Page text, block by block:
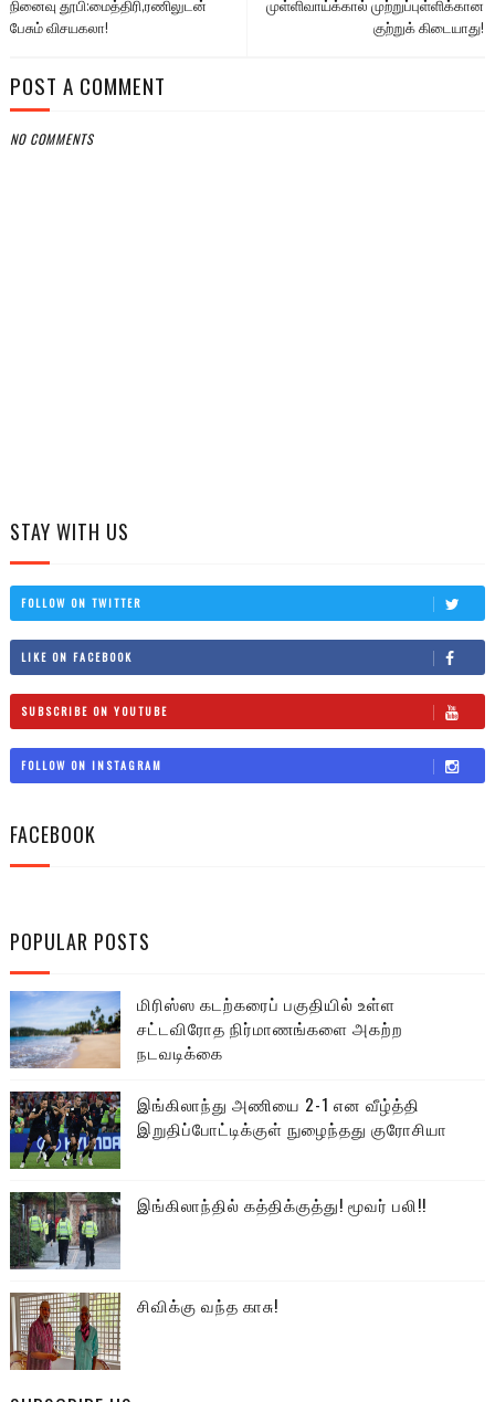
முள்ளிவாய்க்கால் முற்றுப்புள்ளிக்கான
குற்றுக் கிடையாது!
நினைவு தூபி:மைத்திரி,ரணிலுடன்
பேசும் விசயகலா!
POST A COMMENT
NO COMMENTS
STAY WITH US
FOLLOW ON TWITTER
LIKE ON FACEBOOK
SUBSCRIBE ON YOUTUBE
FOLLOW ON INSTAGRAM
FACEBOOK
POPULAR POSTS
மிரிஸ்ஸ கடற்கரைப் பகுதியில் உள்ள
சட்டவிரோத நிர்மாணங்களை அகற்ற
நடவடிக்கை
இங்கிலாந்து அணியை 2-1 என வீழ்த்தி
இறுதிப்போட்டிக்குள் நுழைந்தது குரோசியா
இங்கிலாந்தில் கத்திக்குத்து! மூவர் பலி!!
சிவிக்கு வந்த காசு!